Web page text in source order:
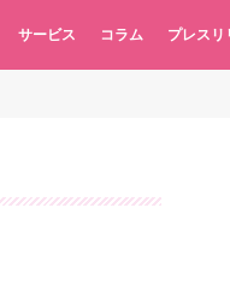
サービス コラム プレスリ